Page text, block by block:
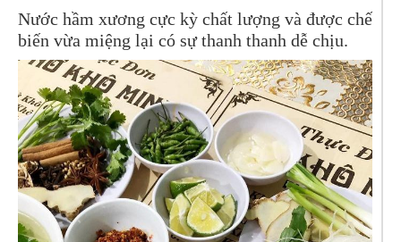
Nước hầm xương cực kỳ chất lượng và được chế
biến vừa miệng lại có sự thanh thanh dễ chịu.